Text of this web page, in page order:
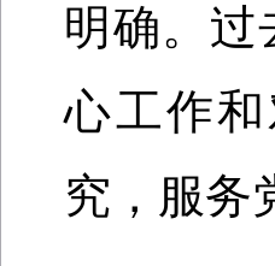
明确。过
心工作
究，服务